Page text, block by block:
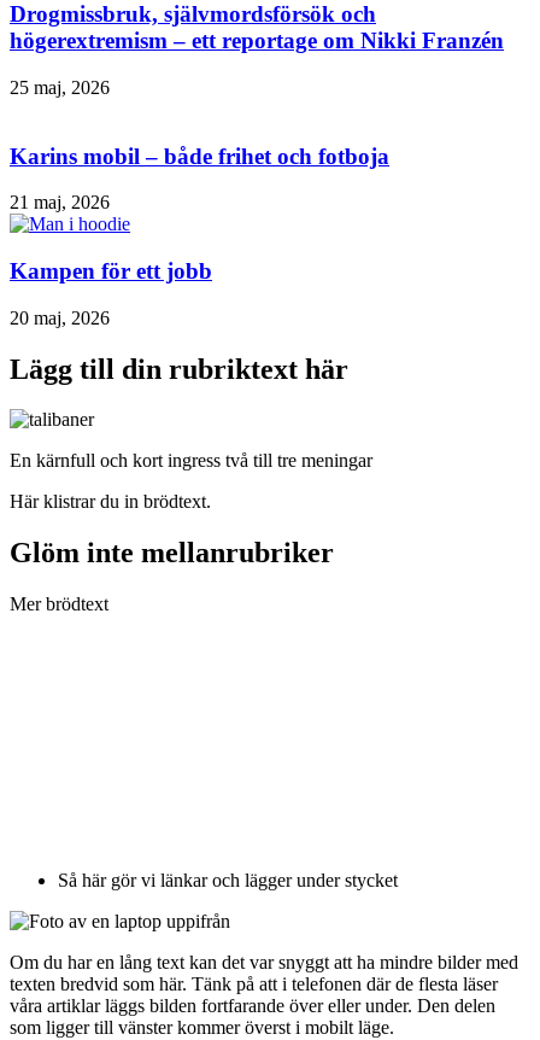
Drogmissbruk, självmordsförsök och
högerextremism – ett reportage om Nikki Franzén
25 maj, 2026
Karins mobil – både frihet och fotboja
21 maj, 2026
Kampen för ett jobb
20 maj, 2026
Lägg till din rubriktext här
En kärnfull och kort ingress två till tre meningar
Här klistrar du in brödtext.
Glöm inte mellanrubriker
Mer brödtext
Så här gör vi länkar och lägger under stycket
Om du har en lång text kan det var snyggt att ha mindre bilder med
texten bredvid som här. Tänk på att i telefonen där de flesta läser
våra artiklar läggs bilden fortfarande över eller under. Den delen
som ligger till vänster kommer överst i mobilt läge.